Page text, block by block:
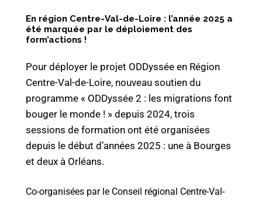
En région Centre-Val-de-Loire : l’année 2025 a
été marquée par le déploiement des
form’actions !
Pour déployer le projet ODDyssée en Région
Centre-Val-de-Loire, nouveau soutien du
programme « ODDyssée 2 : les migrations font
bouger le monde ! » depuis 2024, trois
sessions de formation ont été organisées
depuis le début d’années 2025 : une à Bourges
et deux à Orléans.
Co-organisées par le Conseil régional Centre-Val-